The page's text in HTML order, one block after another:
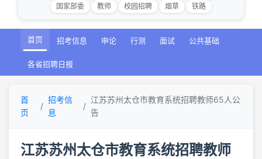
国家部委
教师 校园招聘 烟草 铁路
首页 招考信息 申论 行测 面试 公共基础
各省招聘日报
首
页
招考信
息
江苏苏州太仓市教育系统招聘教师65人公
告
江苏苏州太仓市教育系统招聘教师